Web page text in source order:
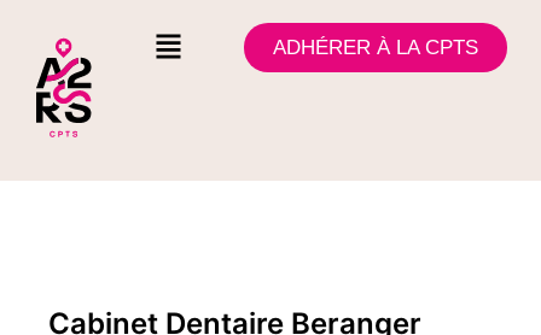
ADHÉRER À LA CPTS
Cabinet Dentaire Beranger